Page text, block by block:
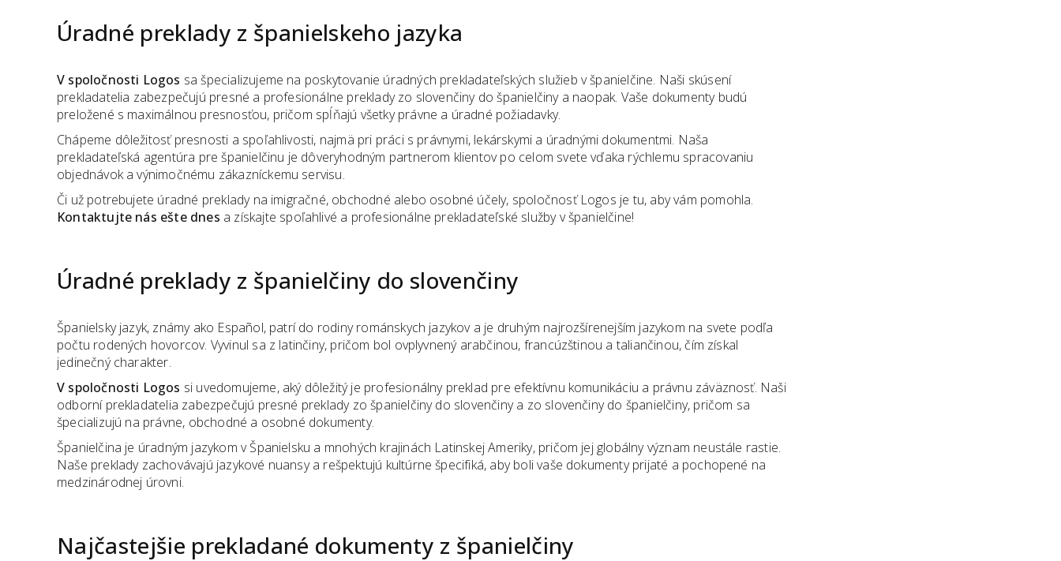
Úradné preklady z španielskeho jazyka
V spoločnosti Logos sa špecializujeme na poskytovanie úradných prekladateľských služieb v španielčine. Naši skúsení
prekladatelia zabezpečujú presné a profesionálne preklady zo slovenčiny do španielčiny a naopak. Vaše dokumenty budú
preložené s maximálnou presnosťou, pričom spĺňajú všetky právne a úradné požiadavky.
Chápeme dôležitosť presnosti a spoľahlivosti, najmä pri práci s právnymi, lekárskymi a úradnými dokumentmi. Naša
prekladateľská agentúra pre španielčinu je dôveryhodným partnerom klientov po celom svete vďaka rýchlemu spracovaniu
objednávok a výnimočnému zákazníckemu servisu.
Či už potrebujete úradné preklady na imigračné, obchodné alebo osobné účely, spoločnosť Logos je tu, aby vám pomohla.
Kontaktujte nás ešte dnes a získajte spoľahlivé a profesionálne prekladateľské služby v španielčine!
Úradné preklady z španielčiny do slovenčiny
Španielsky jazyk, známy ako Español, patrí do rodiny románskych jazykov a je druhým najrozšírenejším jazykom na svete podľa
počtu rodených hovorcov. Vyvinul sa z latinčiny, pričom bol ovplyvnený arabčinou, francúzštinou a taliančinou, čím získal
jedinečný charakter.
V spoločnosti Logos si uvedomujeme, aký dôležitý je profesionálny preklad pre efektívnu komunikáciu a právnu záväznosť. Naši
odborní prekladatelia zabezpečujú presné preklady zo španielčiny do slovenčiny a zo slovenčiny do španielčiny, pričom sa
špecializujú na právne, obchodné a osobné dokumenty.
Španielčina je úradným jazykom v Španielsku a mnohých krajinách Latinskej Ameriky, pričom jej globálny význam neustále rastie.
Naše preklady zachovávajú jazykové nuansy a rešpektujú kultúrne špecifiká, aby boli vaše dokumenty prijaté a pochopené na
medzinárodnej úrovni.
Najčastejšie prekladané dokumenty z španielčiny